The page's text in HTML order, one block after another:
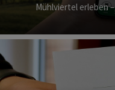
Mühlviertel erleben